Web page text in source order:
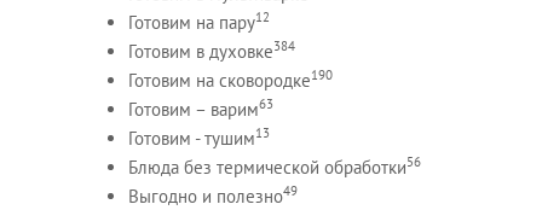
Готовим на пару12
Готовим в духовке384
Готовим на сковородке190
Готовим – варим63
Готовим - тушим13
Блюда без термической обработки56
Выгодно и полезно49